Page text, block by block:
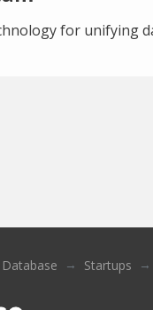
for unifying
Database Startups